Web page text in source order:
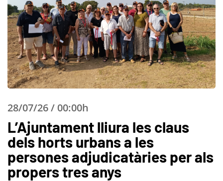
28/07/26 / 00:00h
L’Ajuntament lliura les claus
dels horts urbans a les
persones adjudicatàries per als
propers tres anys